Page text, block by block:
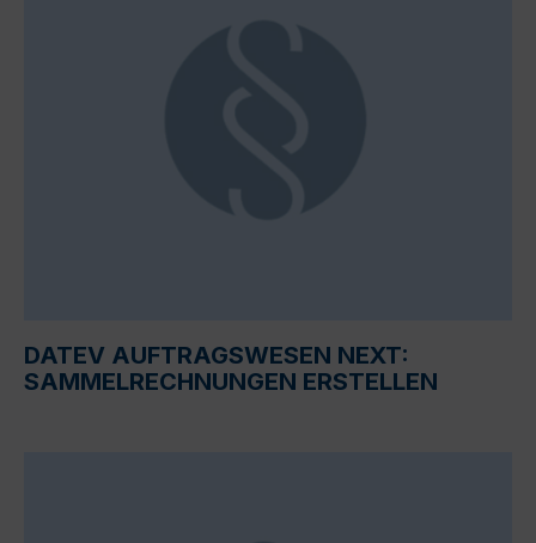
DATEV AUFTRAGSWESEN NEXT:
SAMMELRECHNUNGEN ERSTELLEN